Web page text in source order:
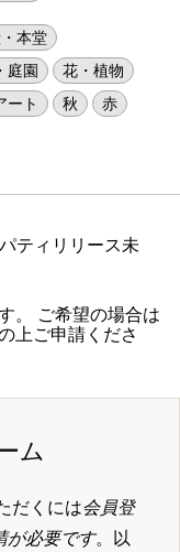
本堂
庭園
花・植物
ート 秋
赤
ティリリース未
。 ご希望の場合は
上ご申請くださ
ム
だくには会員登
が必要です。以